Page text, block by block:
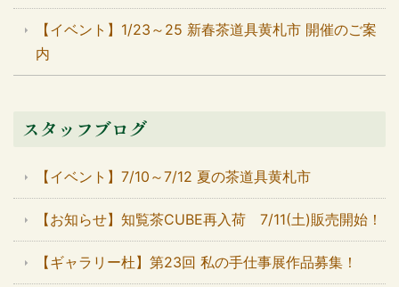
【イベント】1/23～25 新春茶道具黄札市 開催のご案
内
スタッフブログ
【イベント】7/10～7/12 夏の茶道具黄札市
【お知らせ】知覧茶CUBE再入荷 7/11(土)販売開始！
【ギャラリー杜】第23回 私の手仕事展作品募集！